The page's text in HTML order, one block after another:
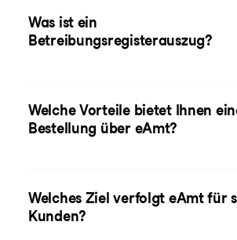
Was ist ein
Betreibungsregisterauszug?
Welche Vorteile bietet Ihnen
Bestellung über eAmt?
Welches Ziel verfolgt eAmt für
Kunden?